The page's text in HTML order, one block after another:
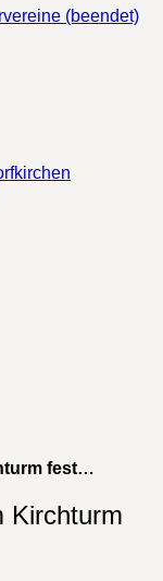
(beendet)
fest…
Kirchturm